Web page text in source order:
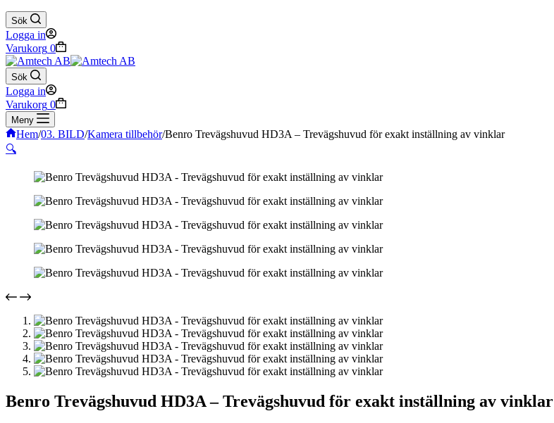
Sök
Logga in
Varukorg 0
Sök
Logga in
Varukorg 0
Meny
Hem/03. BILD/Kamera tillbehör/Benro Trevägshuvud HD3A – Trevägshuvud för exakt inställning av vinklar
🔍
Benro Trevägshuvud HD3A – Trevägshuvud för exakt inställning av vinklar